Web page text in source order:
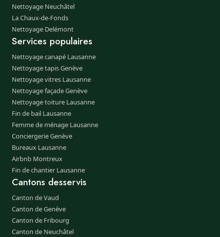
Nettoyage Neuchâtel
La Chaux-de-Fonds
Nettoyage Delémont
Services populaires
Nettoyage canapé Lausanne
Nettoyage tapis Genève
Nettoyage vitres Lausanne
Nettoyage façade Genève
Nettoyage toiture Lausanne
Fin de bail Lausanne
Femme de ménage Lausanne
Conciergerie Genève
Bureaux Lausanne
Airbnb Montreux
Fin de chantier Lausanne
Cantons desservis
Canton de Vaud
Canton de Genève
Canton de Fribourg
Canton de Neuchâtel